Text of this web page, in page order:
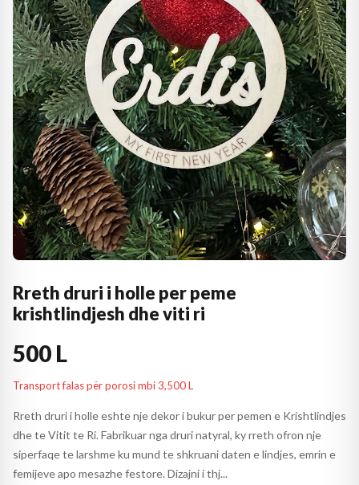
Rreth druri i holle per peme
krishtlindjesh dhe viti ri
500 L
Transport falas për porosi mbi 3,500 L
Rreth druri i holle eshte nje dekor i bukur per pemen e Krishtlindjes
dhe te Vitit te Ri. Fabrikuar nga druri natyral, ky rreth ofron nje
siperfaqe te larshme ku mund te shkruani daten e lindjes, emrin e
femijeve apo mesazhe festore. Dizajni i thj...